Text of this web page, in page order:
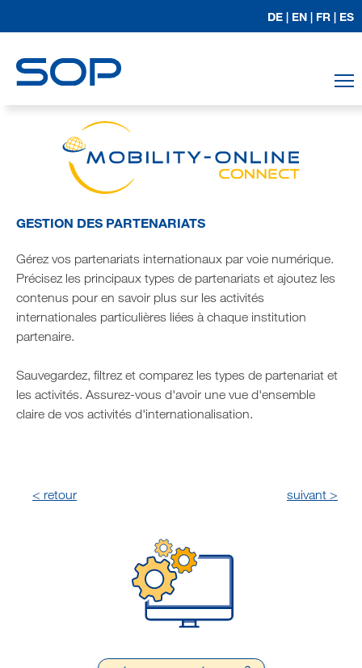
DE | EN | FR | ES
GESTION DES PARTENARIATS
Gérez vos partenariats internationaux par voie numérique.
Précisez les principaux types de partenariats et ajoutez les
contenus pour en savoir plus sur les activités
internationales particulières liées à chaque institution
partenaire.
Sauvegardez, filtrez et comparez les types de partenariat et
les activités. Assurez-vous d'avoir une vue d'ensemble
claire de vos activités d'internationalisation.
< retour suivant >